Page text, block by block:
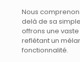
Nous
delà de sa
offrons une
reflétant un
fonctionnalité.